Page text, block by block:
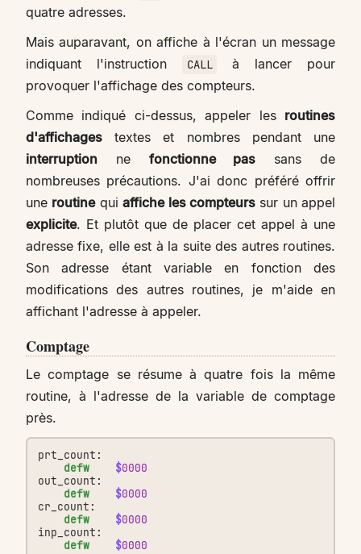
quatre adresses.
Mais auparavant, on affiche à l'écran un message
indiquant l'instruction
CALL
à lancer pour
provoquer l'affichage des compteurs.
Comme indiqué ci-dessus, appeler les routines
d'affichages textes et nombres pendant une
interruption ne fonctionne pas sans de
nombreuses précautions. J'ai donc préféré offrir
une routinequiaffiche les compteurssur un appel
explicite. Et plutôt que de placer cet appel à une
adresse fixe, elle est à la suite des autres routines.
Son adresse étant variable en fonction des
modifications des autres routines, je m'aide en
affichant l'adresse à appeler.
Comptage
Le comptage se résume à quatre fois la même
routine, à l'adresse de la variable de comptage
près.
prt_count:
defw
$0000
out_count:
defw
$0000
cr_count:
defw
$0000
inp_count:
defw
$0000